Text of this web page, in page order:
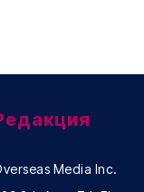
Media Inc.